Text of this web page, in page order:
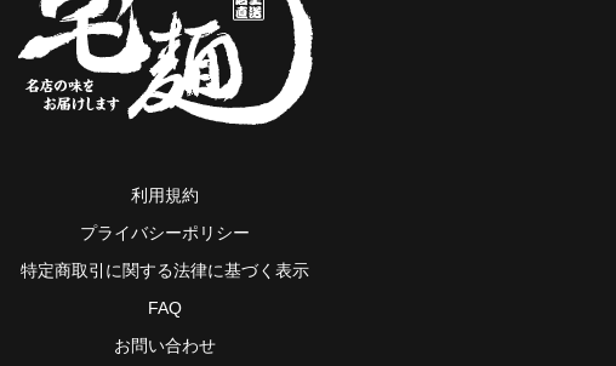
利用規約
プライバシーポリシー
特定商取引に関する法律に基づく表示
FAQ
お問い合わせ